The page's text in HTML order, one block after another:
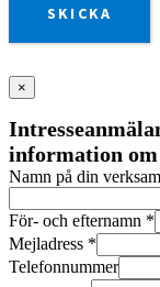
SKICKA
×
information om
Namn på din
För- och efternamn *
Mejladress *
Telefonnummer